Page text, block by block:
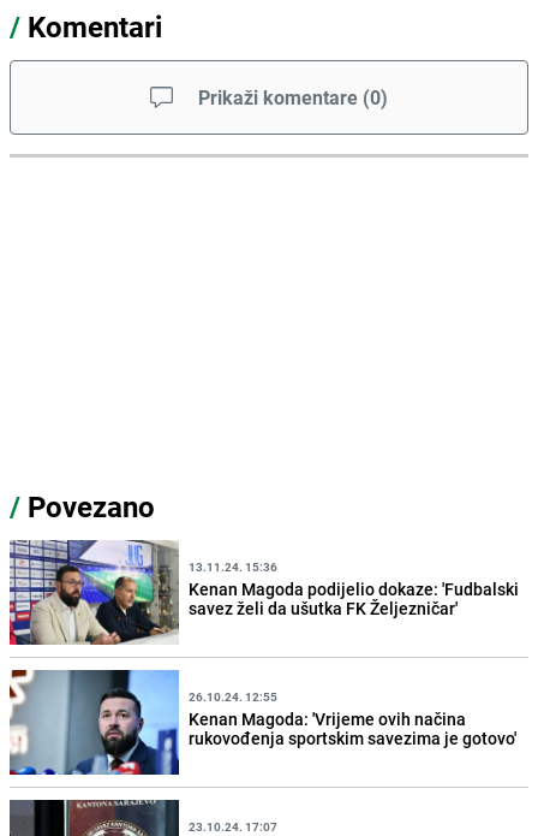
/ Komentari
Prikaži komentare (0)
/ Povezano
13.11.24. 15:36
Kenan Magoda podijelio dokaze: 'Fudbalski
savez želi da ušutka FK Željezničar'
26.10.24. 12:55
Kenan Magoda: 'Vrijeme ovih načina
rukovođenja sportskim savezima je gotovo'
23.10.24. 17:07